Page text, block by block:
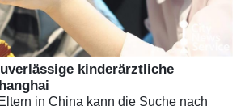
kinderärztliche
in China kann die Suche nach